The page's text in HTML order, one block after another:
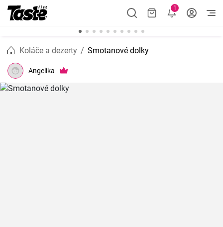
1
Koláče a dezerty Smotanové dolky
Angelika